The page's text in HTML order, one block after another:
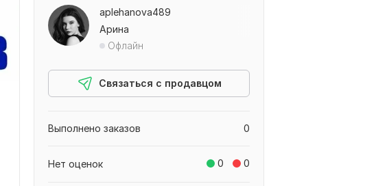
aplehanova489
Арина
Офлайн
Связаться с продавцом
0
Выполнено заказов
0 0
Нет оценок